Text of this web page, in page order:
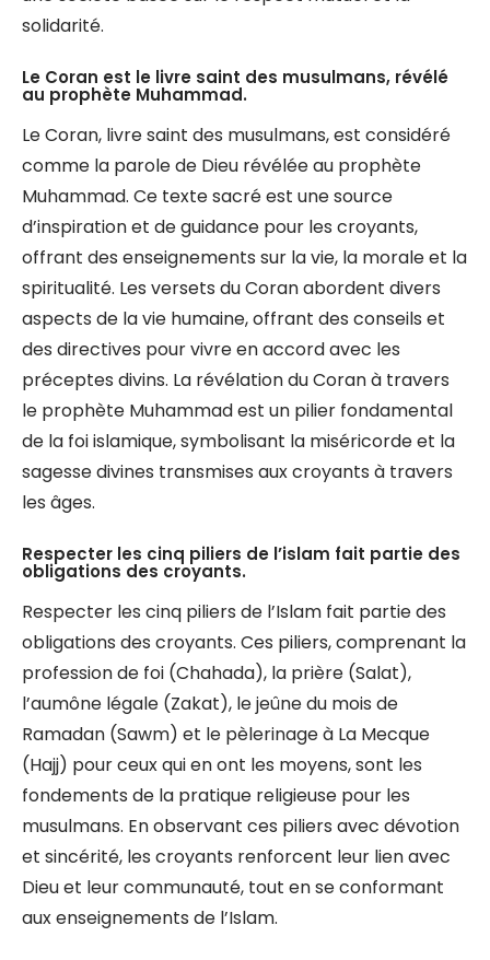
solidarité.
Le Coran est le livre saint des musulmans, révélé
au prophète Muhammad.
Le Coran, livre saint des musulmans, est considéré
comme la parole de Dieu révélée au prophète
Muhammad. Ce texte sacré est une source
d’inspiration et de guidance pour les croyants,
offrant des enseignements sur la vie, la morale et la
spiritualité. Les versets du Coran abordent divers
aspects de la vie humaine, offrant des conseils et
des directives pour vivre en accord avec les
préceptes divins. La révélation du Coran à travers
le prophète Muhammad est un pilier fondamental
de la foi islamique, symbolisant la miséricorde et la
sagesse divines transmises aux croyants à travers
les âges.
Respecter les cinq piliers de l’islam fait partie des
obligations des croyants.
Respecter les cinq piliers de l’Islam fait partie des
obligations des croyants. Ces piliers, comprenant la
profession de foi (Chahada), la prière (Salat),
l’aumône légale (Zakat), le jeûne du mois de
Ramadan (Sawm) et le pèlerinage à La Mecque
(Hajj) pour ceux qui en ont les moyens, sont les
fondements de la pratique religieuse pour les
musulmans. En observant ces piliers avec dévotion
et sincérité, les croyants renforcent leur lien avec
Dieu et leur communauté, tout en se conformant
aux enseignements de l’Islam.